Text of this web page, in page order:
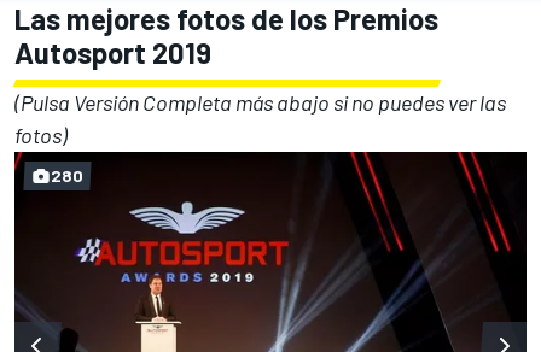
Las mejores fotos de los Premios
Autosport 2019
(Pulsa Versión Completa más abajo si no puedes ver las
fotos)
280